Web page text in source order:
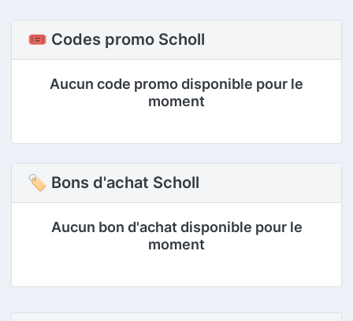
🎟️ Codes promo Scholl
Aucun code promo disponible pour le
moment
🏷 Bons d'achat Scholl
Aucun bon d'achat disponible pour le
moment